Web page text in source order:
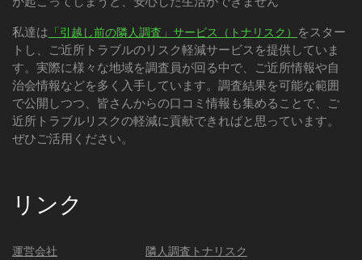
私達は 「引越し前の隣人調査」サービス（トナリスク） をスター
トし、ご近所トラブルのリスク軽減サービスを提供していま
す。実際に様々な地域を調査員が回る中で、ご近所情報や自
治会情報などを多く入手しています。調査結果を可能な範囲
で公開しつつ、皆さんからの口コミ情報も集めることで、ご
近所トラブルリスクの軽減に貢献できればと思っています。
ぜひご活用ください。
リンク
運営会社
隣人調査トナリスク